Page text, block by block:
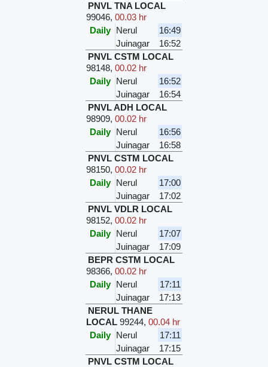
PNVL TNA LOCAL
99046,00.03 hr
Daily Nerul
16:49
Juinagar
16:52
PNVL CSTM LOCAL
98148,00.02 hr
Daily Nerul
16:52
Juinagar
16:54
PNVL ADH LOCAL
98909,00.02 hr
Daily Nerul
16:56
Juinagar
16:58
PNVL CSTM LOCAL
98150,00.02 hr
Daily Nerul
17:00
Juinagar
17:02
PNVL VDLR LOCAL
98152,00.02 hr
Daily Nerul
17:07
Juinagar
17:09
BEPR CSTM LOCAL
98366,00.02 hr
Daily Nerul
17:11
Juinagar
17:13
NERUL THANE
LOCAL 99244,00.04 hr
Daily Nerul
17:11
Juinagar
17:15
PNVL CSTM LOCAL